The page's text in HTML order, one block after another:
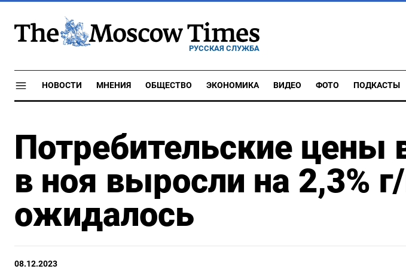
РУССКАЯ СЛУЖБА
НОВОСТИ МНЕНИЯ ОБЩЕСТВО ЭКОНОМИКА ВИДЕО ФОТО ПОДКАСТЫ
Потребительские цены
в ноя выросли на 2,3%
ожидалось
08.12.2023